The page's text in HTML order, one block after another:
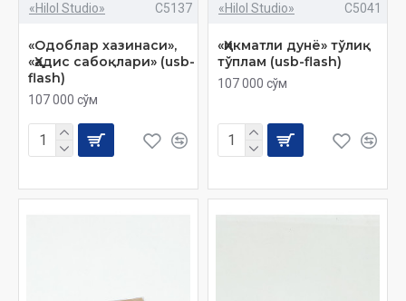
«Hilol Studio» C5137
«Одоблар хазинаси»,
«Ҳадис сабоқлари» (usb-
flash)
107 000 сўм
«Hilol Studio» C5041
«Ҳикматли дунё» тўлиқ
тўплам (usb-flash)
107 000 сўм